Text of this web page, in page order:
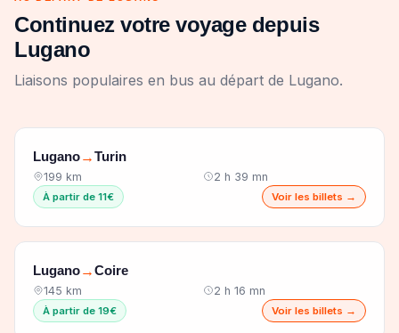
Continuez votre voyage depuis
Lugano
Liaisons populaires en bus au départ de Lugano.
Lugano→Turin
199 km 2 h 39 mn
À partir de 11€ Voir les billets →
Lugano→Coire
145 km 2 h 16 mn
À partir de 19€ Voir les billets →